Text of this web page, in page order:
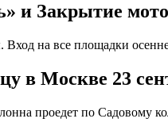
и Закрытие
на все площадки
в Москве 23
проедет по Садовому